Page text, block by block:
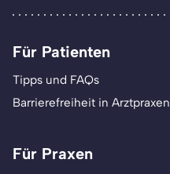
Für Patienten
Tipps und FAQs
Barrierefreiheit in Arztpraxen
Für Praxen